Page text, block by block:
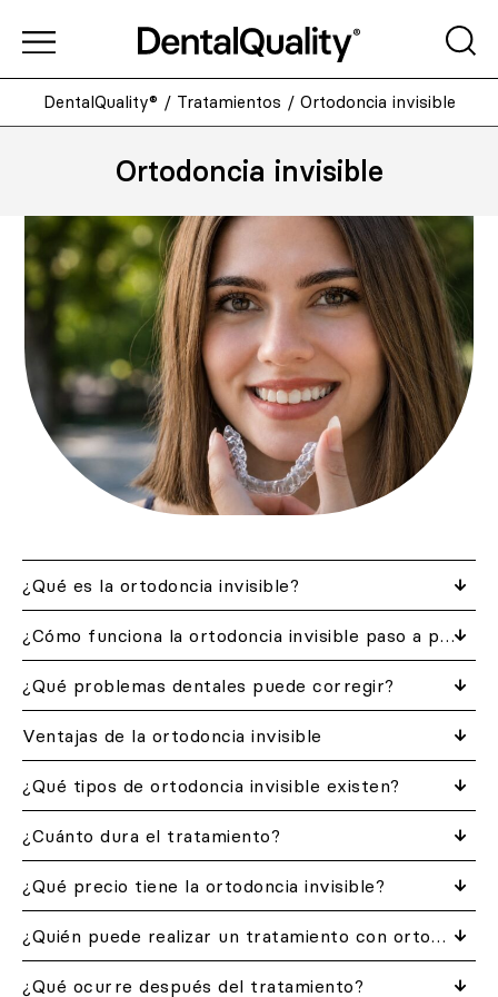
DentalQuality® / Tratamientos / Ortodoncia invisible
Ortodoncia invisible
¿Qué es la ortodoncia invisible?
¿Cómo funciona la ortodoncia invisible paso a paso?
¿Qué problemas dentales puede corregir?
Ventajas de la ortodoncia invisible
¿Qué tipos de ortodoncia invisible existen?
¿Cuánto dura el tratamiento?
¿Qué precio tiene la ortodoncia invisible?
¿Quién puede realizar un tratamiento con ortodoncia invisible?
¿Qué ocurre después del tratamiento?